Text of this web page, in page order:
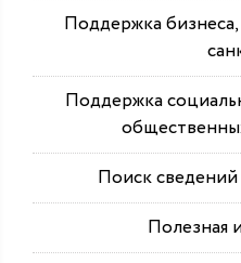
Поддержка бизнеса,
Поддержка
Поиск
Полезная